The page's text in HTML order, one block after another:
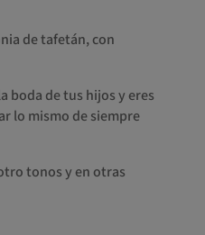
de tafetán, con
boda de tus hijos y eres
lo mismo de siempre
tonos y en otras